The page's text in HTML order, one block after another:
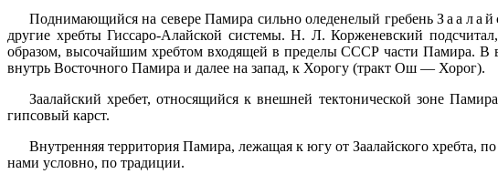
Поднимающийся на севере Памира сильно оледенелый гребень
другие хребты Гиссаро-Алайской системы. Н. Л. Корженевский
образом, высочайшим хребтом входящей в пределы СССР части Памира. В
внутрь Восточного Памира и далее на запад, к Хорогу (тракт Ош — Хорог).
Заалайский хребет, относящийся к внешней тектонической зоне
гипсовый карст.
Внутренняя территория Памира, лежащая к югу от Заалайского хребта,
нами условно, по традиции.